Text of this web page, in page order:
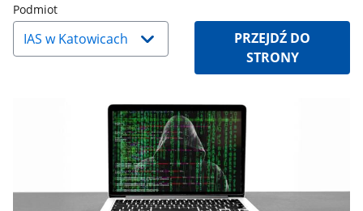
PodmiotNaciśnij
strzałkę
w
dół,
odpowiednią
zaktualizują
automatycznie.
PRZEJDŹ DO
STRONY